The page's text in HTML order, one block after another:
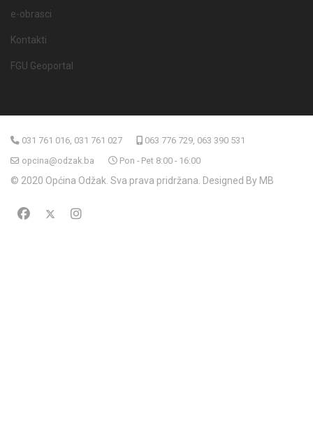
e-obrasci
Kontakti
FGU Geoportal
031 761 016, 031 761 027
063 776 729, 063 390 531
opcina@odzak.ba
Pon - Pet 8:00 - 16:00
© 2020 Općina Odžak. Sva prava pridržana. Designed By MB